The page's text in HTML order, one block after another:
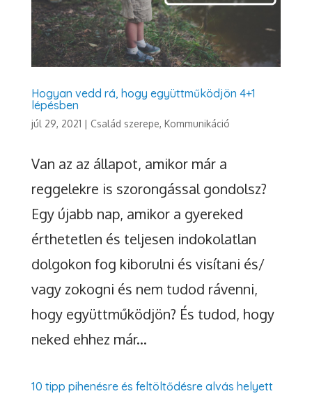
Hogyan vedd rá, hogy együttműködjön 4+1
lépésben
júl 29, 2021 | Család szerepe, Kommunikáció
Van az az állapot, amikor már a
reggelekre is szorongással gondolsz?
Egy újabb nap, amikor a gyereked
érthetetlen és teljesen indokolatlan
dolgokon fog kiborulni és visítani és/
vagy zokogni és nem tudod rávenni,
hogy együttműködjön? És tudod, hogy
neked ehhez már...
10 tipp pihenésre és feltöltődésre alvás helyett